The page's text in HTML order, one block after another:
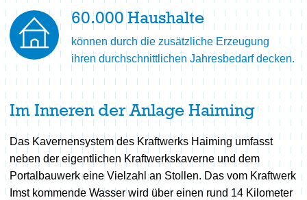
60.000 Haushalte
können durch die zusätzliche Erzeugung
ihren durchschnittlichen Jahresbedarf decken.
Im Inneren der Anlage Haiming
Das Kavernensystem des Kraftwerks Haiming umfasst
neben der eigentlichen Kraftwerkskaverne und dem
Portalbauwerk eine Vielzahl an Stollen. Das vom Kraftwerk
Imst kommende Wasser wird über einen rund 14 Kilometer